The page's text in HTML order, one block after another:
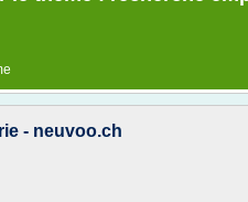
- neuvoo.ch